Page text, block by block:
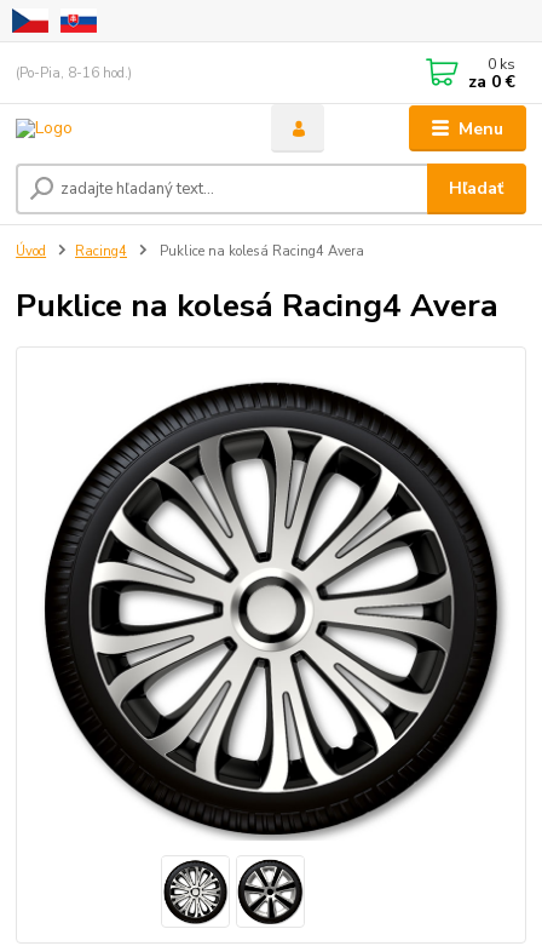
Menu
Hľadať
(Po-Pia, 8-16 hod.) 0 ks
za 0 €
Úvod Racing4 Puklice na kolesá Racing4 Avera
Puklice na kolesá Racing4 Avera